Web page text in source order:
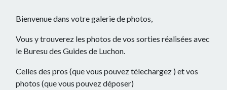
Bienvenue dans votre galerie de photos,
Vous y trouverez les photos de vos sorties réalisées avec
le Buresu des Guides de Luchon.
Celles des pros (que vous pouvez télechargez ) et vos
photos (que vous pouvez déposer)